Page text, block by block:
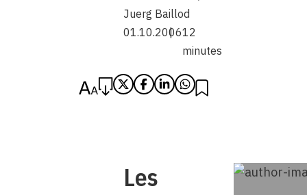
Juerg Baillod
01.10.200612
minutes
Les